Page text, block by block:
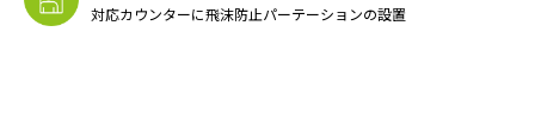
対応カウンターに飛沫防止パーテーションの設置